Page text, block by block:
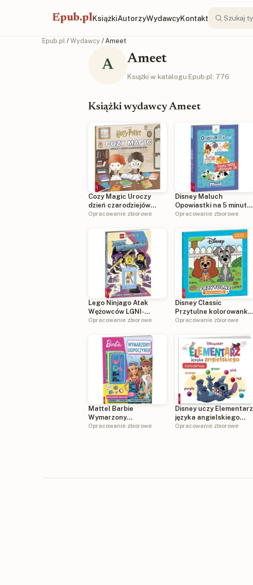
Epub.plKsiążkiAutorzyWydawcyKontakt
Epub.pl / Wydawcy / Ameet
A Ameet
Książki w katalogu Epub.pl: 776
Książki wydawcy Ameet
Cozy Magic Uroczy
dzień czarodziejów
COS-5102
Opracowanie zbiorowe
Disney Maluch
Opowiastki na 5 minut
Czyta Tata słucham Ja
Opracowanie zbiorowe
Lego Ninjago Atak
Wężowców LGNI-
6703S1
Opracowanie zbiorowe
Disney Classic
Przytulne kolorowanki
COZ-9104
Opracowanie zbiorowe
Mattel Barbie
Wymarzony
odpoczynek FLA-1103
Opracowanie zbiorowe
Disney uczy Elementarz
języka angielskiego
Ćwiczenia UEC-9301
Opracowanie zbiorowe